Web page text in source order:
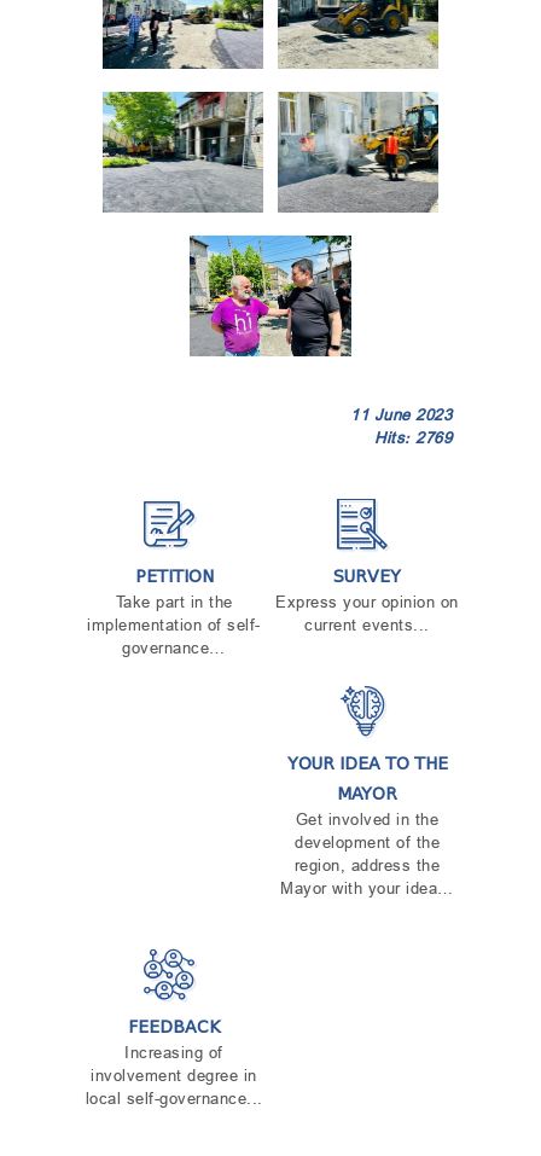
11 June 2023
Hits: 2769
PETITION
Take part in the
implementation of self-
governance…
SURVEY
Express your opinion on
current events...
YOUR IDEA TO THE
MAYOR
Get involved in the
development of the
region, address the
Mayor with your idea…
FEEDBACK
Increasing of
involvement degree in
local self-governance...